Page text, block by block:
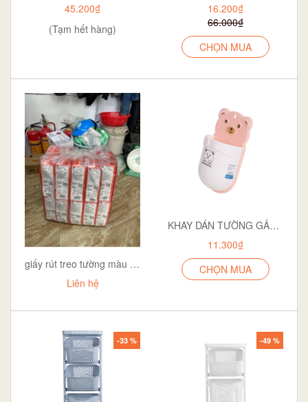
45.200₫
(Tạm hết hàng)
16.200₫
66.000₫
CHỌN MUA
giấy rút treo tường màu cam
Liên hệ
KHAY DÁN TƯỜNG GẤU 5703
11.300₫
CHỌN MUA
-33 % -49 %